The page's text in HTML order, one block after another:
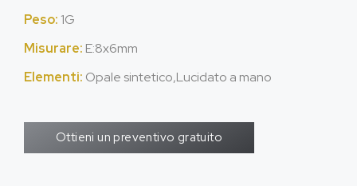
Peso: 1G
Misurare: E:8x6mm
Elementi: Opale sintetico,Lucidato a mano
Ottieni un preventivo gratuito